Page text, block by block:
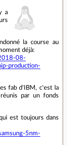
a
la course au
déjà:
08-
production-
fab d'IBM, c'est la
par un fonds
est toujours dans
5nm-